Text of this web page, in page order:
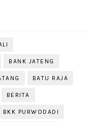
BANK JATENG
BATU RAJA
BERITA
BKK PURWODADI